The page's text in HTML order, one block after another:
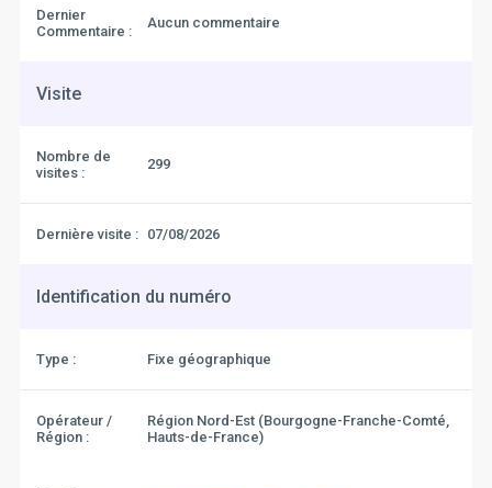
Dernier
Commentaire :
Aucun commentaire
Visite
Nombre de
visites :
299
Dernière visite : 07/08/2026
Identification du numéro
Type : Fixe géographique
Opérateur /
Région :
Région Nord-Est (Bourgogne-Franche-Comté,
Hauts-de-France)